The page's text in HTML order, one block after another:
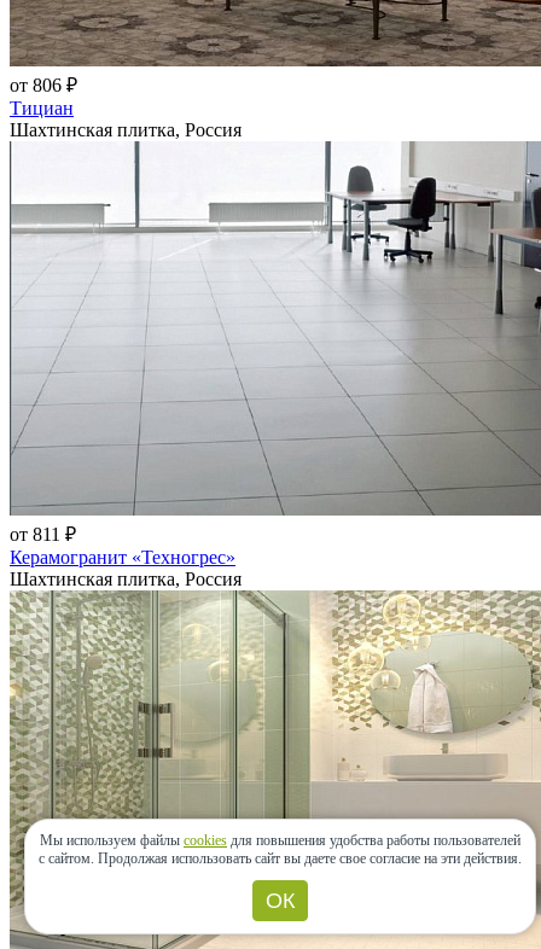
от 806 ₽
Тициан
Шахтинская плитка, Россия
от 811 ₽
Керамогранит «Техногрес»
Шахтинская плитка, Россия
Мы используем файлы cookies для повышения удобства работы пользователей
с сайтом. Продолжая использовать сайт вы даете свое согласие на эти действия.
ОК